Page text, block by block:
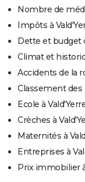
Nombre de
Impôts à
Dette et budget
Climat et
Accidents de la
Classement des
Ecole à
Crèches à
Maternités à
Entreprises à
Prix immobilier